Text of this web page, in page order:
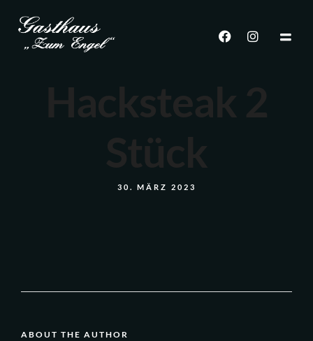
Hacksteak 2
Stück
30. MÄRZ 2023
ABOUT THE AUTHOR